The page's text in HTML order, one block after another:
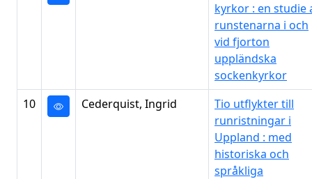
kyrkor : en studie
runstenarna i och
vid fjorton
uppländska
sockenkyrkor
10
Cederquist, Ingrid
Tio utflykter till
runristningar i
Uppland : med
historiska och
språkliga